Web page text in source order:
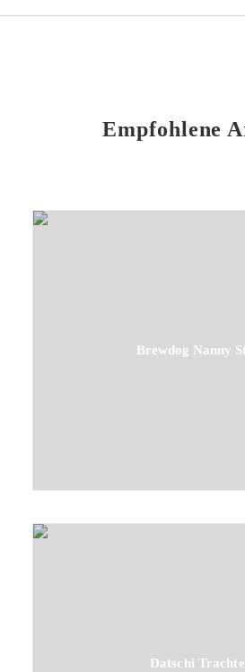
Empfohlene
Brewdog Nanny
Datschi